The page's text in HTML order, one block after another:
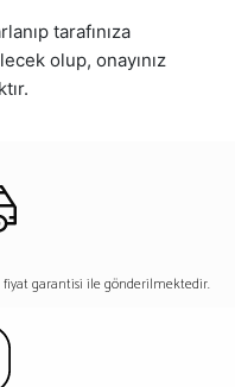
tarafınıza
olup, onayınız
garantisi ile gönderilmektedir.